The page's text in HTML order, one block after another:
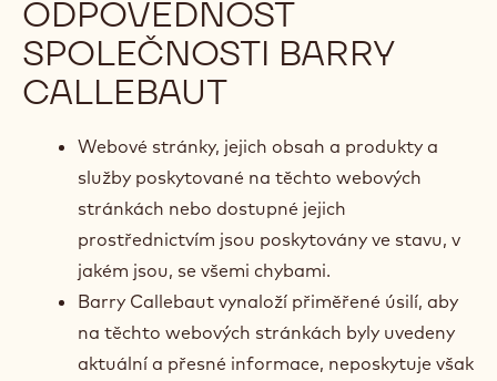
ODPOVĚDNOST
SPOLEČNOSTI BARRY
CALLEBAUT
Webové stránky, jejich obsah a produkty a
služby poskytované na těchto webových
stránkách nebo dostupné jejich
prostřednictvím jsou poskytovány ve stavu, v
jakém jsou, se všemi chybami.
Barry Callebaut vynaloží přiměřené úsilí, aby
na těchto webových stránkách byly uvedeny
aktuální a přesné informace, neposkytuje však